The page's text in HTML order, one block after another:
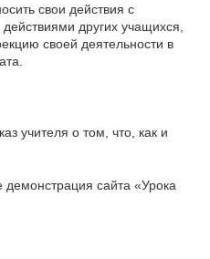
свои действия с
других учащихся,
своей деятельности в
учителя о том, что, как и
демонстрация сайта «Урока